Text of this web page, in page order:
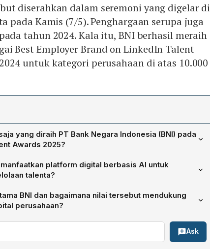
diserahkan dalam seremoni yang digelar di
pada Kamis (7/5). Penghargaan serupa juga
tahun 2024. Kala itu, BNI berhasil meraih
Best Employer Brand on LinkedIn Talent
untuk kategori perusahaan di atas 10.000
yang diraih PT Bank Negara Indonesia (BNI) pada
Awards 2025?
Talent Insight Pioneer dan menjadi finalis pada
Branding on LinkedIn serta AI Pioneer Learning Champion
Awards 2025. Penghargaan ini diserahkan pada seremoni di
pada 7 Mei 2025, menegaskan konsistensi BNI dalam
manusia dan transformasi talenta digital.
platform digital berbasis AI untuk
talenta?
platform AI dalam proses pemetaan kompetensi, strategi
branding. Dengan analitik data BNI dapat memantau
kerja, mengidentifikasi tren skill masa depan, serta
rekrutmen dan engagement kandidat. Pendekatan ini
strategis yang lebih tepat dan memperkuat posisi BNI
choice di industri perbankan.
BNI dan bagaimana nilai tersebut mendukung
perusahaan?
profesionalisme, integritas, orientasi pelanggan, dan
henti, yang diterjemahkan ke dalam enam semangat kerja
growth mindset, kolaborasi, dan excellence in execution.
Ask